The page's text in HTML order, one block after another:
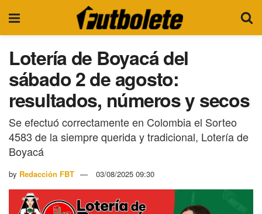
Lotería de Boyacá del
sábado 2 de agosto:
resultados, números y secos
Se efectuó correctamente en Colombia el Sorteo
4583 de la siempre querida y tradicional, Lotería de
Boyacá
by Redacción FBT 03/08/2025 09:30